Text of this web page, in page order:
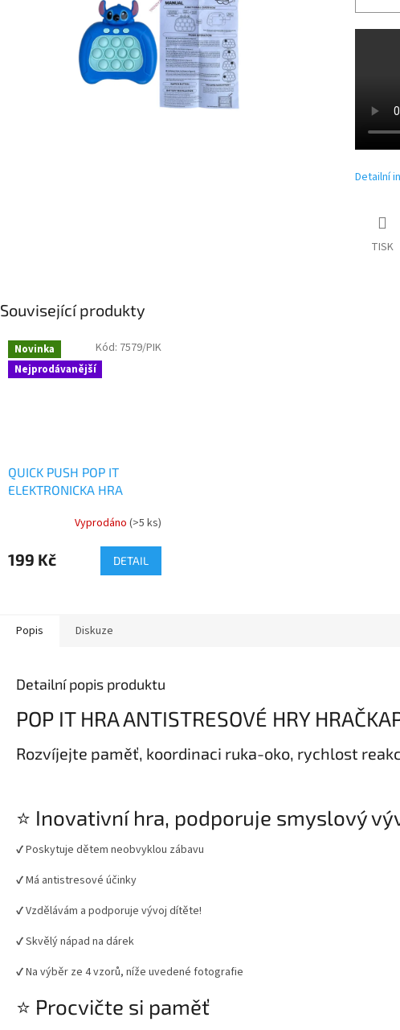
Detailní
TISK
Související produkty
Novinka
Nejprodávanější
QUICK PUSH POP IT
ELEKTRONICKA HRA
produktu
je
hvězdiček.
Vyprodáno (>5 ks)
199 Kč DETAIL
Kód: 7579/PIK
Popis Diskuze
Detailní popis produktu
POP IT HRA ANTISTRESOVÉ HRY
Rozvíjejte paměť, koordinaci ruka-oko, rychlost
⭐ Inovativní hra, podporuje smyslový
✔ Poskytuje dětem neobvyklou zábavu
✔ Má antistresové účinky
✔ Vzdělávám a podporuje vývoj dítěte!
✔ Skvělý nápad na dárek
✔ Na výběr ze 4 vzorů, níže uvedené fotografie
⭐ Procvičte si paměť